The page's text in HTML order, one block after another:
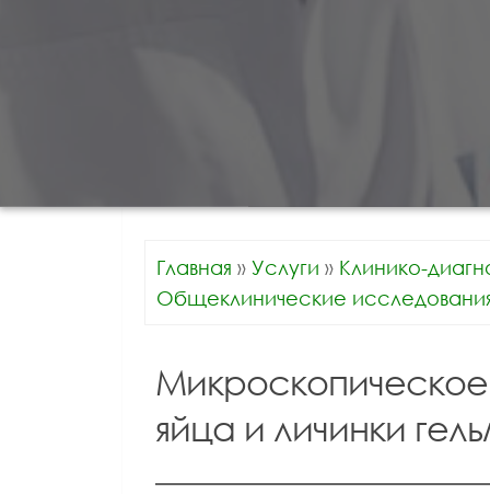
Главная » Услуги » Клинико-
Общеклинические
яйца и личинки